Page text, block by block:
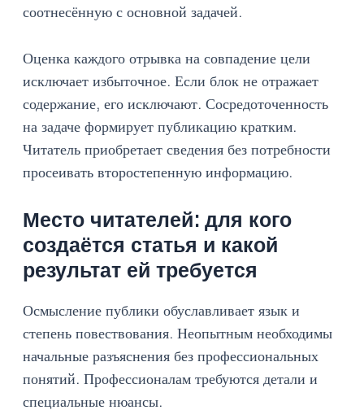
соотнесённую с основной задачей.
Оценка каждого отрывка на совпадение цели
исключает избыточное. Если блок не отражает
содержание, его исключают. Сосредоточенность
на задаче формирует публикацию кратким.
Читатель приобретает сведения без потребности
просеивать второстепенную информацию.
Место читателей: для кого
создаётся статья и какой
результат ей требуется
Осмысление публики обуславливает язык и
степень повествования. Неопытным необходимы
начальные разъяснения без профессиональных
понятий. Профессионалам требуются детали и
специальные нюансы.